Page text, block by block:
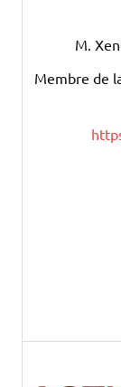
M.
Membre de